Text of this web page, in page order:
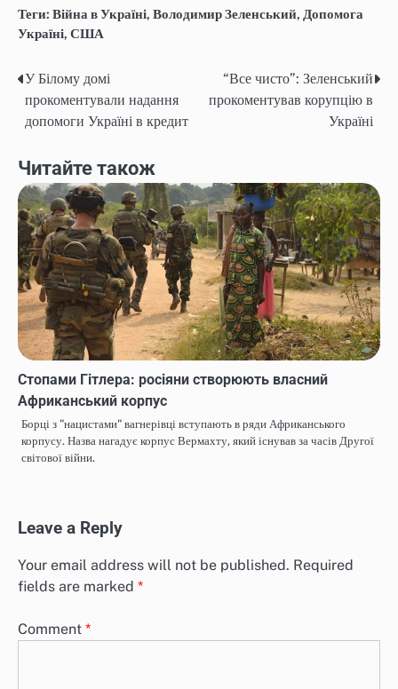
Теги: Війна в Україні, Володимир Зеленський, Допомога
Україні, США
Post
navigation
У Білому домі
прокоментували надання
допомоги Україні в кредит
“Все чисто”: Зеленський
прокоментував корупцію в
Україні
Читайте також
Стопами Гітлера: росіяни створюють власний
Африканський корпус
Борці з "нацистами" вагнерівці вступають в ряди Африканського
корпусу. Назва нагадує корпус Вермахту, який існував за часів Другої
світової війни.
Leave a Reply
Your email address will not be published. Required
fields are marked *
Comment *